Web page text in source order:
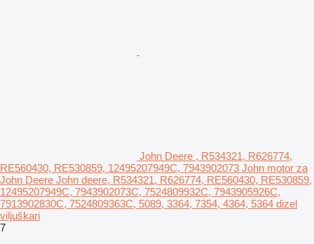
John Deere , R534321, R626774,
RE560430, RE530859, 12495207949C, 7943902073 John motor za
John Deere John deere, R534321, R626774, RE560430, RE530859,
12495207949C, 7943902073C, 7524809932C, 7943905926C,
7913902830C, 7524809363C, 5089, 3364, 7354, 4364, 5364 dizel
viljuškari
7